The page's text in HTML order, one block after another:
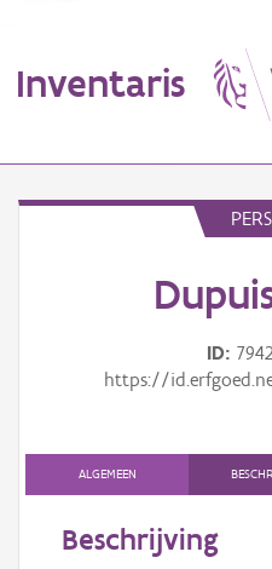
Inventaris
Thema
Persoon of collectief
ID
https://
ALGEMEEN
Beschrijving